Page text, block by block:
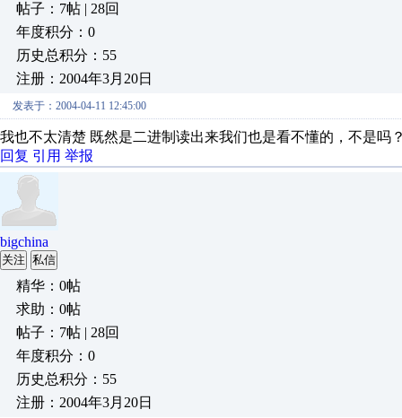
帖子：7帖 | 28回
年度积分：0
历史总积分：55
注册：2004年3月20日
发表于：2004-04-11 12:45:00
我也不太清楚 既然是二进制读出来我们也是看不懂的，不是吗
回复 引用 举报
bigchina
关注 私信
精华：0帖
求助：0帖
帖子：7帖 | 28回
年度积分：0
历史总积分：55
注册：2004年3月20日